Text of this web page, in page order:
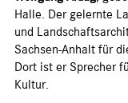
Halle. Der gelernte
und
Sachsen-Anhalt für
Dort ist er Sprecher
Kultur.